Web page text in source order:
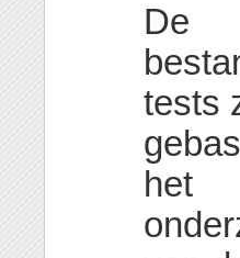
De
tests
het